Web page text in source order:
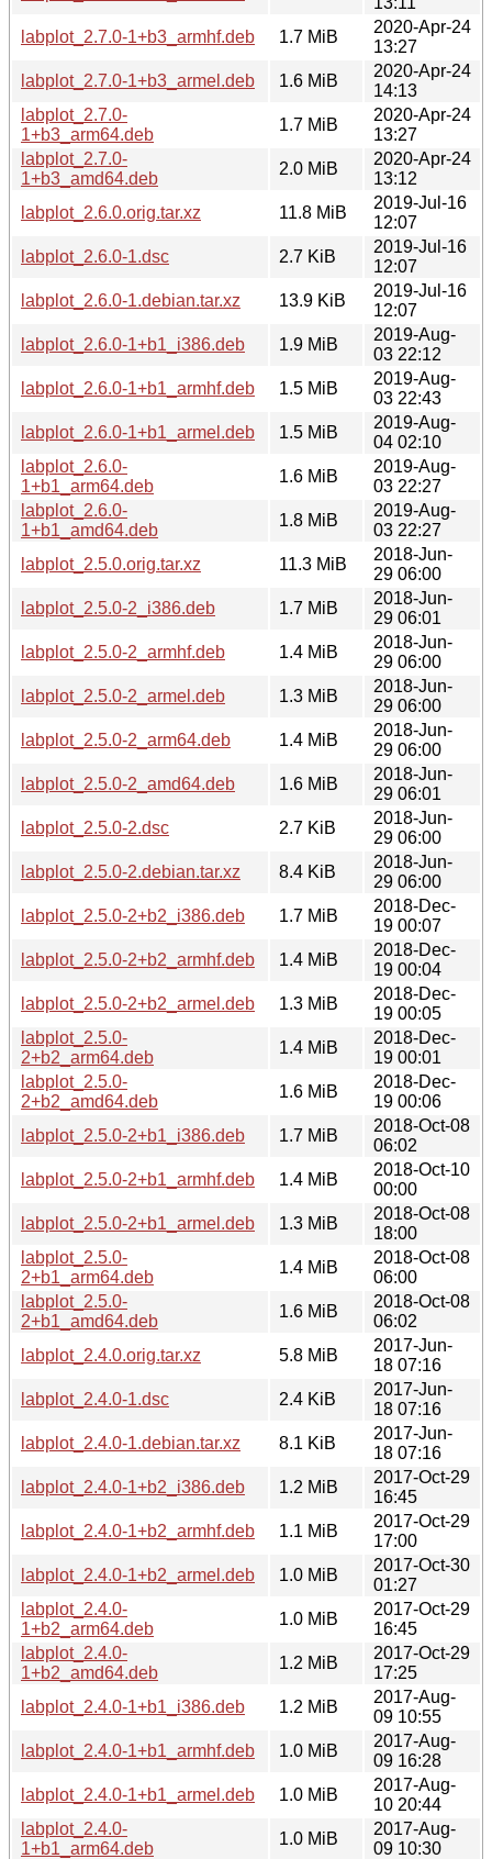
labplot_2.7.0-1+b3_armhf.deb
1.7 MiB
2020-Apr-24
13:27
labplot_2.7.0-1+b3_armel.deb
1.6 MiB
2020-Apr-24
14:13
labplot_2.7.0-
1+b3_arm64.deb
1.7 MiB
2020-Apr-24
13:27
labplot_2.7.0-
1+b3_amd64.deb
2.0 MiB
2020-Apr-24
13:12
labplot_2.6.0.orig.tar.xz
11.8 MiB
2019-Jul-16
12:07
labplot_2.6.0-1.dsc
2.7 KiB
2019-Jul-16
12:07
labplot_2.6.0-1.debian.tar.xz
13.9 KiB
2019-Jul-16
12:07
labplot_2.6.0-1+b1_i386.deb
1.9 MiB
2019-Aug-
03 22:12
labplot_2.6.0-1+b1_armhf.deb
1.5 MiB
2019-Aug-
03 22:43
labplot_2.6.0-1+b1_armel.deb
1.5 MiB
2019-Aug-
04 02:10
labplot_2.6.0-
1+b1_arm64.deb
1.6 MiB
2019-Aug-
03 22:27
labplot_2.6.0-
1+b1_amd64.deb
1.8 MiB
2019-Aug-
03 22:27
labplot_2.5.0.orig.tar.xz
11.3 MiB
2018-Jun-
29 06:00
labplot_2.5.0-2_i386.deb
1.7 MiB
2018-Jun-
29 06:01
labplot_2.5.0-2_armhf.deb
1.4 MiB
2018-Jun-
29 06:00
labplot_2.5.0-2_armel.deb
1.3 MiB
2018-Jun-
29 06:00
labplot_2.5.0-2_arm64.deb
1.4 MiB
2018-Jun-
29 06:00
labplot_2.5.0-2_amd64.deb
1.6 MiB
2018-Jun-
29 06:01
labplot_2.5.0-2.dsc
2.7 KiB
2018-Jun-
29 06:00
labplot_2.5.0-2.debian.tar.xz
8.4 KiB
2018-Jun-
29 06:00
labplot_2.5.0-2+b2_i386.deb
1.7 MiB
2018-Dec-
19 00:07
labplot_2.5.0-2+b2_armhf.deb
1.4 MiB
2018-Dec-
19 00:04
labplot_2.5.0-2+b2_armel.deb
1.3 MiB
2018-Dec-
19 00:05
labplot_2.5.0-
2+b2_arm64.deb
1.4 MiB
2018-Dec-
19 00:01
labplot_2.5.0-
2+b2_amd64.deb
1.6 MiB
2018-Dec-
19 00:06
labplot_2.5.0-2+b1_i386.deb
1.7 MiB
2018-Oct-08
06:02
labplot_2.5.0-2+b1_armhf.deb
1.4 MiB
2018-Oct-10
00:00
labplot_2.5.0-2+b1_armel.deb
1.3 MiB
2018-Oct-08
18:00
labplot_2.5.0-
2+b1_arm64.deb
1.4 MiB
2018-Oct-08
06:00
labplot_2.5.0-
2+b1_amd64.deb
1.6 MiB
2018-Oct-08
06:02
labplot_2.4.0.orig.tar.xz
5.8 MiB
2017-Jun-
18 07:16
labplot_2.4.0-1.dsc
2.4 KiB
2017-Jun-
18 07:16
labplot_2.4.0-1.debian.tar.xz
8.1 KiB
2017-Jun-
18 07:16
labplot_2.4.0-1+b2_i386.deb
1.2 MiB
2017-Oct-29
16:45
labplot_2.4.0-1+b2_armhf.deb
1.1 MiB
2017-Oct-29
17:00
labplot_2.4.0-1+b2_armel.deb
1.0 MiB
2017-Oct-30
01:27
labplot_2.4.0-
1+b2_arm64.deb
1.0 MiB
2017-Oct-29
16:45
labplot_2.4.0-
1+b2_amd64.deb
1.2 MiB
2017-Oct-29
17:25
labplot_2.4.0-1+b1_i386.deb
1.2 MiB
2017-Aug-
09 10:55
labplot_2.4.0-1+b1_armhf.deb
1.0 MiB
2017-Aug-
09 16:28
labplot_2.4.0-1+b1_armel.deb
1.0 MiB
2017-Aug-
10 20:44
labplot_2.4.0-
1+b1_arm64.deb
1.0 MiB
2017-Aug-
09 10:30